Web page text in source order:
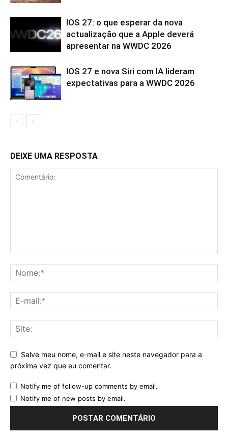
IOS 27: o que esperar da nova
actualização que a Apple deverá
apresentar na WWDC 2026
IOS 27 e nova Siri com IA lideram
expectativas para a WWDC 2026
DEIXE UMA RESPOSTA
Salve meu nome, e-mail e site neste navegador para a
próxima vez que eu comentar.
Notify me of follow-up comments by email.
Notify me of new posts by email.